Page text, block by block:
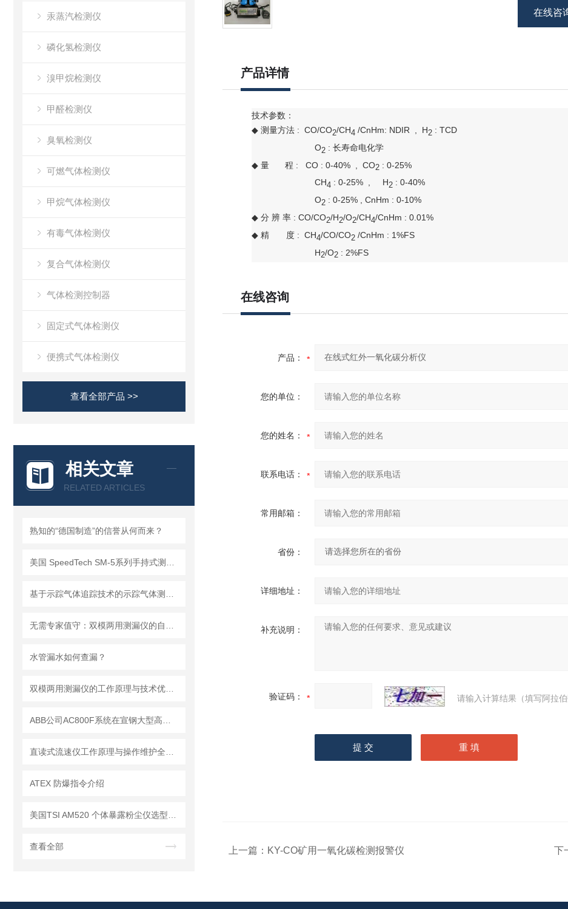
汞蒸汽检测仪
磷化氢检测仪
溴甲烷检测仪
甲醛检测仪
臭氧检测仪
可燃气体检测仪
甲烷气体检测仪
有毒气体检测仪
复合气体检测仪
气体检测控制器
固定式气体检测仪
便携式气体检测仪
查看全部产品 >>
相关文章
RELATED ARTICLES
熟知的“德国制造”的信誉从何而来？
水管漏水如何查漏？
ATEX 防爆指令介绍
查看全部
在线咨
产品详情
技术参数：
◆ 测量方法: CO/CO2/CH4 /CnHm: NDIR , H2: TCD
O2: 长寿命电化学
◆ 量 程 : CO : 0-40% , CO2: 0-25%
CH4 : 0-25% , H2: 0-40%
O2: 0-25% , CnHm : 0-10%
◆ 分 辨 率 : CO/CO2/H2/O2/CH4/CnHm : 0.01%
◆ 精 度: CH4/CO/CO2/CnHm : 1%FS
H2/O2 : 2%FS
在线咨询
产品：
您的单位：
您的姓名：
联系电话：
常用邮箱：
省份：
详细地址：
补充说明：
验证码： 请输入计算结果（填写阿拉
上一篇： KY-CO矿用一氧化碳检测报警仪 下